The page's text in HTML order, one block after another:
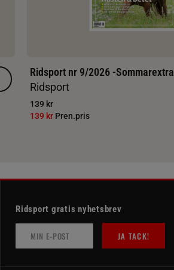
Ridsport nr 9/2026 -Sommarextra
Ridsport
139 kr
139 kr Pren.pris
Ridsport gratis nyhetsbrev
JA TACK!